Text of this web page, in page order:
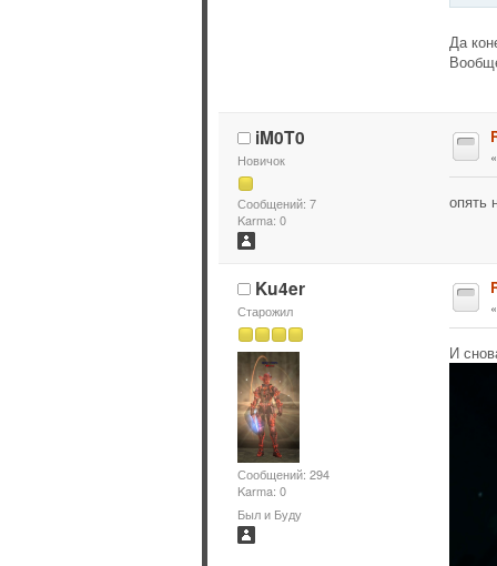
Да
iM0T0
Новичок
Сообщений: 7
Karma: 0
«
опять
Ku4er
Старожил
Сообщений: 294
Karma: 0
Был и Буду
«
И